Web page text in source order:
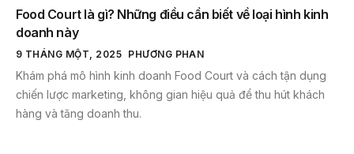
Food Court là gì? Những điều cần biết về loại hình kinh
doanh này
9 THÁNG MỘT, 2025 PHƯƠNG PHAN
Khám phá mô hình kinh doanh Food Court và cách tận dụng
chiến lược marketing, không gian hiệu quả để thu hút khách
hàng và tăng doanh thu.